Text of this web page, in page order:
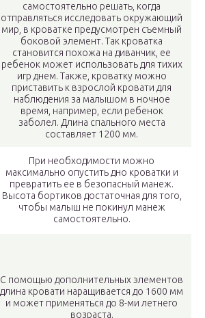
самостоятельно решать, когда
отправляться исследовать окружающий
мир, в кроватке предусмотрен съемный
боковой элемент. Так кроватка
становится похожа на диванчик, ее
ребенок может использовать для тихих
игр днем. Также, кроватку можно
приставить к взрослой кровати для
наблюдения за малышом в ночное
время, например, если ребенок
заболел. Длина спального места
составляет 1200 мм.
При необходимости можно
максимально опустить дно кроватки и
превратить ее в безопасный манеж.
Высота бортиков достаточная для того,
чтобы малыш не покинул манеж
самостоятельно.
С помощью дополнительных элементов
длина кровати наращивается до 1600 мм
и может применяться до 8-ми летнего
возраста.